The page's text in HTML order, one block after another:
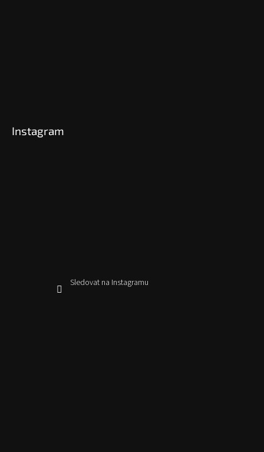
Instagram
Sledovat na Instagramu